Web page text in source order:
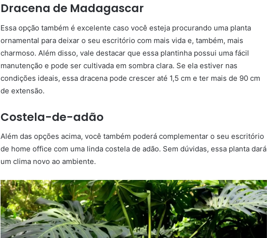
Dracena de Madagascar
Essa opção também é excelente caso você esteja procurando uma planta
ornamental para deixar o seu escritório com mais vida e, também, mais
charmoso. Além disso, vale destacar que essa plantinha possui uma fácil
manutenção e pode ser cultivada em sombra clara. Se ela estiver nas
condições ideais, essa dracena pode crescer até 1,5 cm e ter mais de 90 cm
de extensão.
Costela-de-adão
Além das opções acima, você também poderá complementar o seu escritório
de home office com uma linda costela de adão. Sem dúvidas, essa planta dará
um clima novo ao ambiente.